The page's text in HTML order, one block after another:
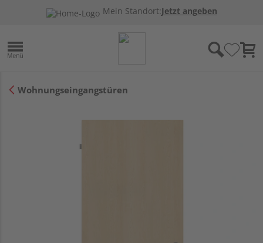
Mein Standort:Jetzt angeben
Wohnungseingangstüren